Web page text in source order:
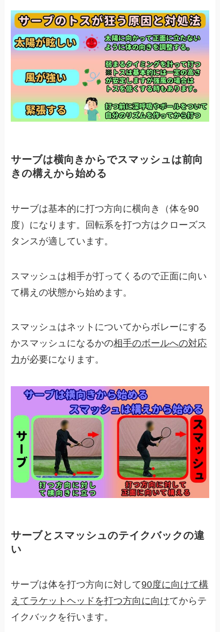
サーブは横向きからでスマッシュは前向
きの構えから始める
サーブは基本的に打つ方向に横向き（体を90
度）になります。回転系を打つ方はクローズス
タンスが適しています。
スマッシュは相手が打ってくるので正面に向い
て構えの状態から始めます。
スマッシュはネットについてからボレーにする
かスマッシュになるかの相手のボールへの対応
力が必要になります。
サーブとスマッシュのテイクバックの違
い
サーブは体を打つ方向に対して90度に向けて構
えてラケットヘッドを打つ方向に向けてからテ
イクバックを行います。